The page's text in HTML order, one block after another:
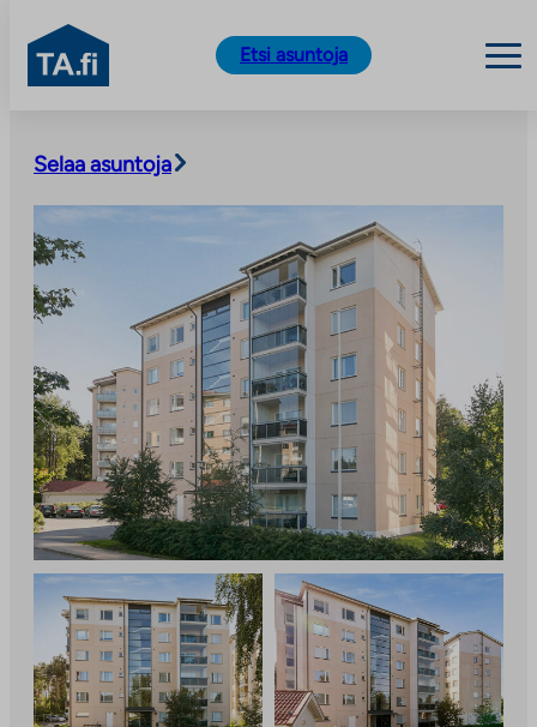
sisältöön
TA.fi
Etsi asuntoja
Selaa asuntoja